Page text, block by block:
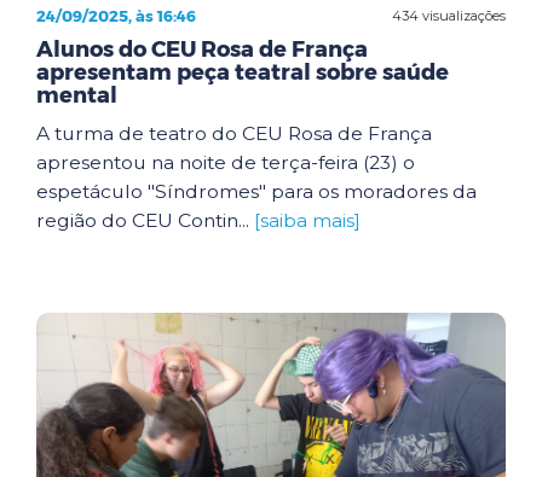
434 visualizações
24/09/2025, às 16:46
Alunos do CEU Rosa de França
apresentam peça teatral sobre saúde
mental
A turma de teatro do CEU Rosa de França
apresentou na noite de terça-feira (23) o
espetáculo "Síndromes" para os moradores da
região do CEU Contin... [saiba mais]